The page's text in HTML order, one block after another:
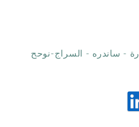
- ساندره - السراج-نوحح